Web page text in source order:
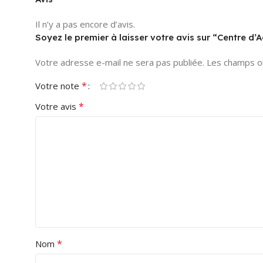
Il n’y a pas encore d’avis.
Soyez le premier à laisser votre avis sur “Centre
Votre adresse e-mail ne sera pas publiée. Les champs
Votre note *
Votre avis *
Nom *